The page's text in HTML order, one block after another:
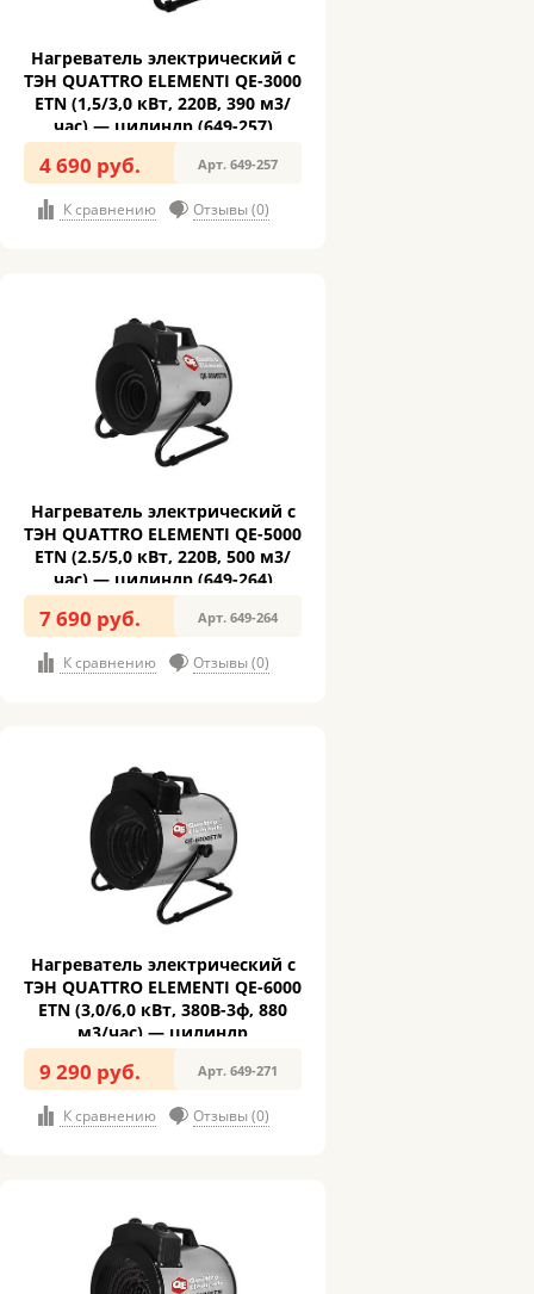
Нагреватель электрический с
ТЭН QUATTRO ELEMENTI QE-3000
ETN (1,5/3,0 кВт, 220В, 390 м3/
час) — цилиндр (649-257)
4 690 руб. Арт. 649-257
К сравнению Отзывы (0)
Нагреватель электрический с
ТЭН QUATTRO ELEMENTI QE-5000
ETN (2.5/5,0 кВт, 220В, 500 м3/
час) — цилиндр (649-264)
7 690 руб. Арт. 649-264
К сравнению Отзывы (0)
Нагреватель электрический с
ТЭН QUATTRO ELEMENTI QE-6000
ETN (3,0/6,0 кВт, 380В-3ф, 880
м3/час) — цилиндр
9 290 руб. Арт. 649-271
К сравнению Отзывы (0)